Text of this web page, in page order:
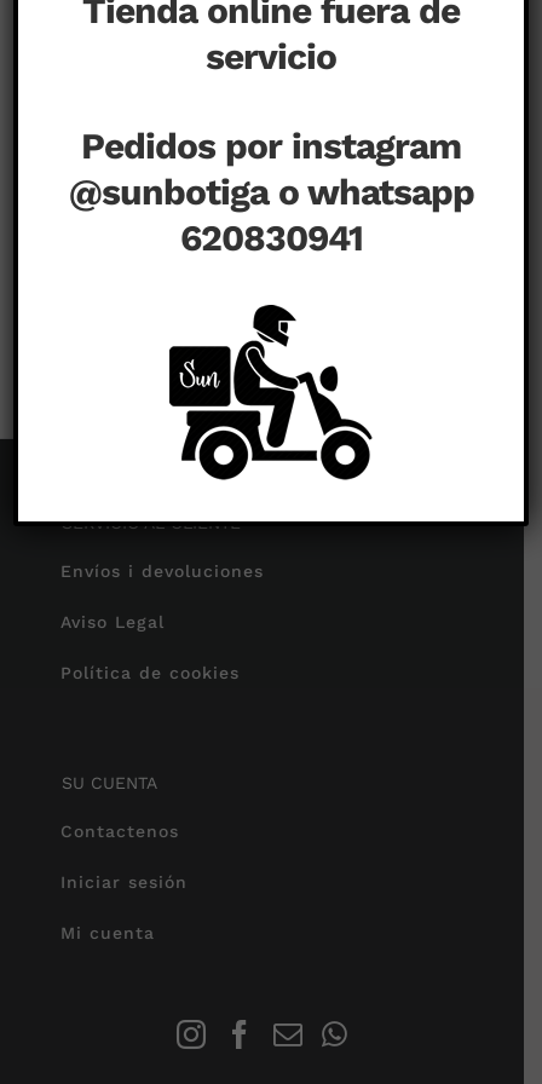
Comentarios desactivadosen
SERVICIO AL CLIENTE
Envíos i devoluciones
Aviso Legal
Política de cookies
SU CUENTA
Contactenos
Iniciar sesión
Mi cuenta
Tienda online fuera de
servicio
Pedidos por instagram
@sunbotiga o whatsapp
620830941